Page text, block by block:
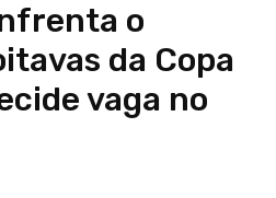
o
da Copa
vaga no